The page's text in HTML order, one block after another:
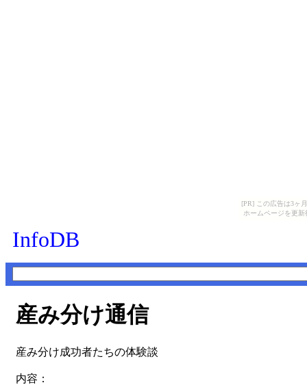
[PR] この広告は3ヶ
ホームページを更
InfoDB
産み分け通信
産み分け成功者たちの体験談
内容：